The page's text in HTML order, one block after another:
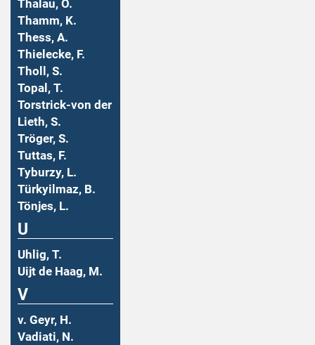
Thalau, O.
Thamm, K.
Thess, A.
Thielecke, F.
Tholl, S.
Topal, T.
Torstrick-von der
Lieth, S.
Tröger, S.
Tuttas, F.
Tyburzy, L.
Türkyilmaz, B.
Tönjes, L.
U
Uhlig, T.
Uijt de Haag, M.
V
v. Geyr, H.
Vadiati, N.